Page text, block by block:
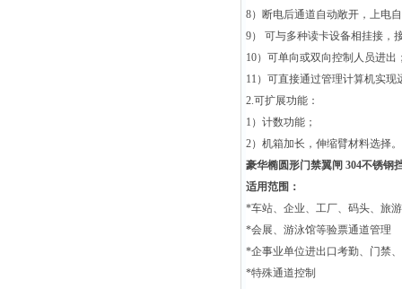
8）断电后通道自动敞开，上电
9） 可与多种读卡设备相挂接，
10）可单向或双向控制人员进出
11）可直接通过管理计算机实现
2.可扩展功能：
1）计数功能；
2）机箱加长，伸缩臂材料选择。
豪华椭圆形门禁翼闸 304不锈钢
适用范围：
*车站、企业、工厂、码头、旅
*会展、游泳馆等验票通道管理
*企事业单位进出口考勤、门禁
*特殊通道控制